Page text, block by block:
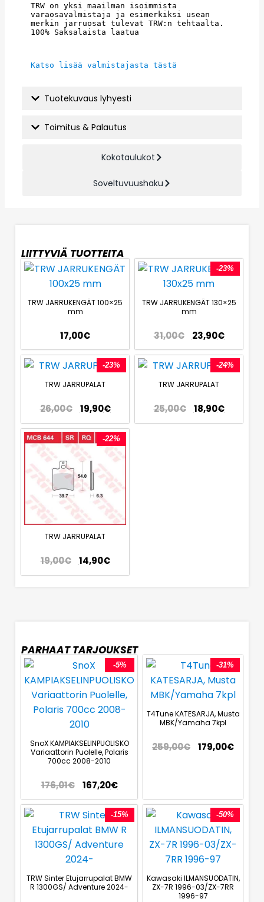
TRW on yksi maailman isoimmista
varaosavalmistaja ja esimerkiksi usean
merkin jarruosat tulevat TRW:n tehtaalta.
100% Saksalaista laatua
Katso lisää valmistajasta tästä
Tuotekuvaus lyhyesti
Toimitus & Palautus
Kokotaulukot
Soveltuvuushaku
LIITTYVIÄ TUOTTEITA
TRW JARRUKENGÄT 100×25
mm
17,00€
-23%
TRW JARRUKENGÄT 130×25
mm
31,00€ 23,90€
-23%
TRW JARRUPALAT
26,00€ 19,90€
-24%
TRW JARRUPALAT
25,00€ 18,90€
-22%
TRW JARRUPALAT
19,00€ 14,90€
PARHAAT TARJOUKSET
-5%
SnoX KAMPIAKSELINPUOLISKO
Variaattorin Puolelle, Polaris
700cc 2008-2010
176,01€ 167,20€
-31%
T4Tune KATESARJA, Musta
MBK/Yamaha 7kpl
259,00€ 179,00€
-15%
TRW Sinter Etujarrupalat BMW
R 1300GS/ Adventure 2024-
-50%
Kawasaki ILMANSUODATIN,
ZX-7R 1996-03/ZX-7RR
1996-97